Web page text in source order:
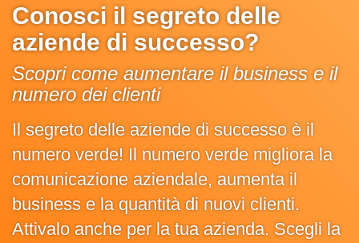
Conosci il segreto delle
aziende di successo?
Scopri come aumentare il business e il
numero dei clienti
Il segreto delle aziende di successo è il
numero verde! Il numero verde migliora la
comunicazione aziendale, aumenta il
business e la quantità di nuovi clienti.
Attivalo anche per la tua azienda. Scegli la